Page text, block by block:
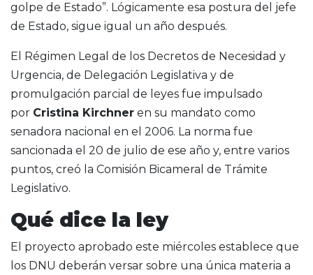
golpe de Estado”. Lógicamente esa postura del jefe
de Estado, sigue igual un año después.
El Régimen Legal de los Decretos de Necesidad y
Urgencia, de Delegación Legislativa y de
promulgación parcial de leyes fue impulsado
por Cristina Kirchner en su mandato como
senadora nacional en el 2006. La norma fue
sancionada el 20 de julio de ese año y, entre varios
puntos, creó la Comisión Bicameral de Trámite
Legislativo.
Qué dice la ley
El proyecto aprobado este miércoles establece que
los DNU deberán versar sobre una única materia a